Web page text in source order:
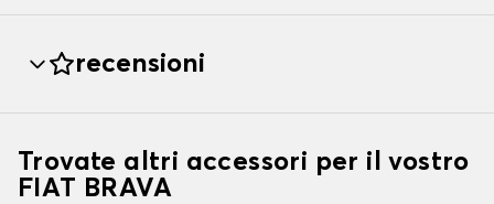
recensioni
Trovate altri accessori per il vostro
FIAT BRAVA